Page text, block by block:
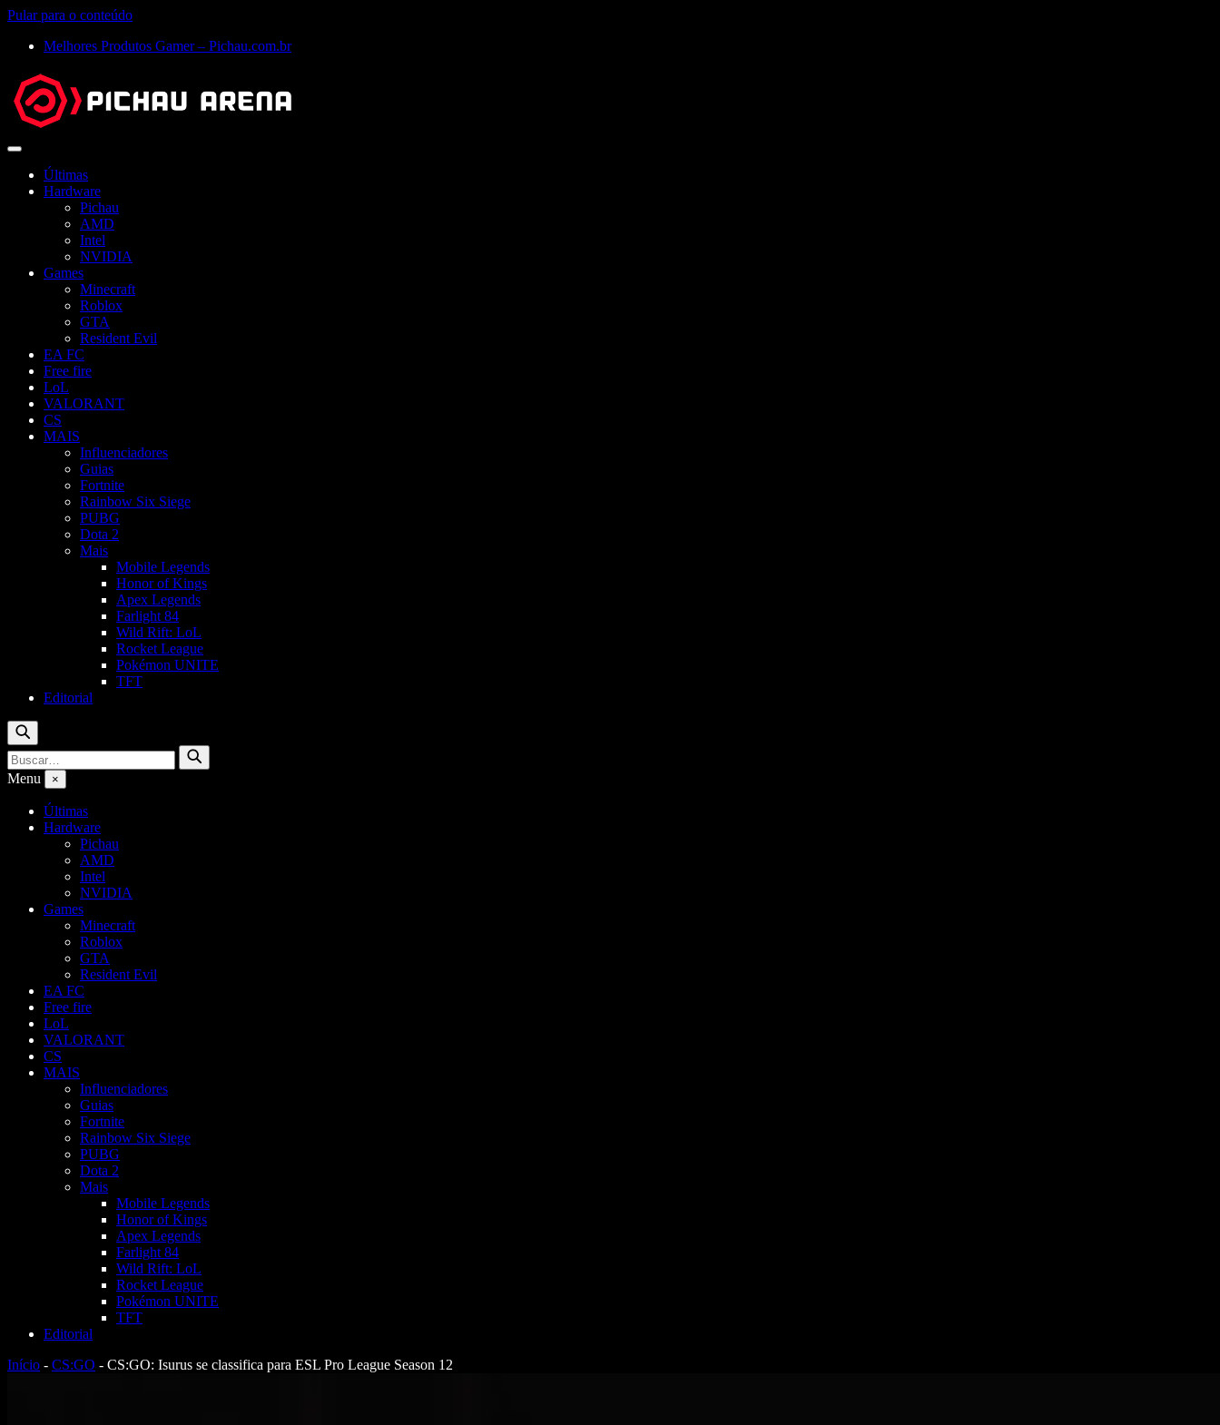
Pular para o conteúdo
Melhores Produtos Gamer – Pichau.com.br
Abrir
Últimas
Hardware
Pichau
AMD
Intel
NVIDIA
Games
Minecraft
Roblox
GTA
Resident Evil
EA FC
Free fire
LoL
VALORANT
CS
MAIS
Influenciadores
Guias
Fortnite
Rainbow Six Siege
PUBG
Dota 2
Mais
Mobile Legends
Honor of Kings
Apex Legends
Farlight 84
Wild Rift: LoL
Rocket League
Pokémon UNITE
TFT
Editorial
Buscar
Buscar
por:
Buscar
Menu ×
Últimas
Hardware
Pichau
AMD
Intel
NVIDIA
Games
Minecraft
Roblox
GTA
Resident Evil
EA FC
Free fire
LoL
VALORANT
CS
MAIS
Influenciadores
Guias
Fortnite
Rainbow Six Siege
PUBG
Dota 2
Mais
Mobile Legends
Honor of Kings
Apex Legends
Farlight 84
Wild Rift: LoL
Rocket League
Pokémon UNITE
TFT
Editorial
Início - CS:GO - CS:GO: Isurus se classifica para ESL Pro League Season 12